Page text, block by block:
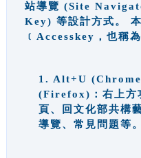
站導覽 (Site
Key) 等設計方式。
﹝Accesskey，也稱
1. Alt+U
(Firefox)：右上方
頁、回文化部共構
導覽、常見問題等。